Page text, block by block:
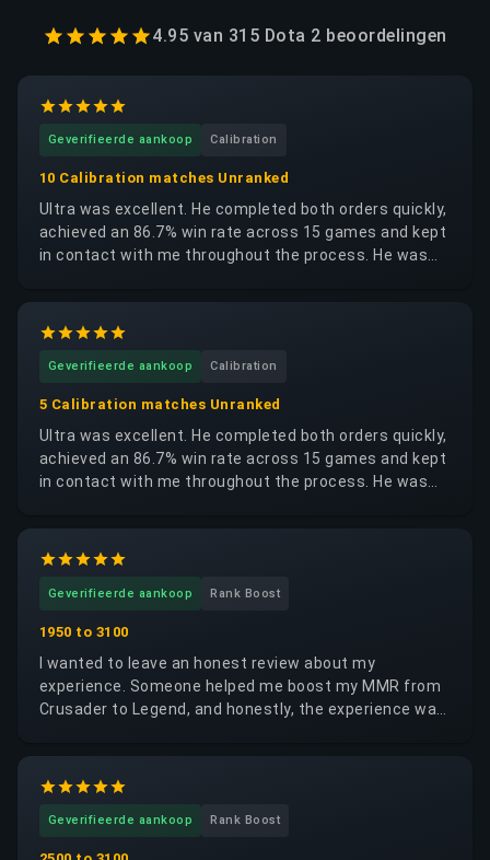
4.95 van 315 Dota 2 beoordelingen
Geverifieerde aankoop Calibration
10 Calibration matches Unranked
Ultra was excellent. He completed both orders quickly,
achieved an 86.7% win rate across 15 games and kept
in contact with me throughout the process. He was
would happily request the same booster again.
Geverifieerde aankoop Calibration
5 Calibration matches Unranked
Ultra was excellent. He completed both orders quickly,
achieved an 86.7% win rate across 15 games and kept
in contact with me throughout the process. He was
would happily request the same booster again.
Geverifieerde aankoop Rank Boost
1950 to 3100
I wanted to leave an honest review about my
experience. Someone helped me boost my MMR from
Crusader to Legend, and honestly, the experience was
increasing my win rate would finally give me more
enjoyable, balanced, and fun matches. In the end, this
important. The person who helped me was very
Geverifieerde aankoop Rank Boost